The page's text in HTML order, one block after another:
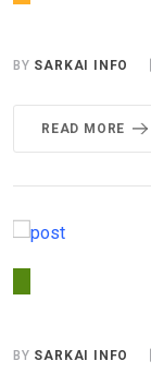
BY SARKAI INFO
READ MORE
BY SARKAI INFO